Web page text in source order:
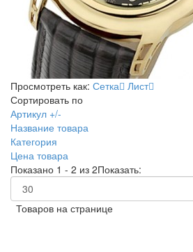
Просмотреть как: Сетка
Лист
Сортировать по
Артикул +/-
Название товара
Категория
Цена товара
Показано 1 - 2 из 2Показать:
Товаров на странице